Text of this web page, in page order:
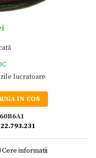
lucratoare
IN COS
Cere informatii